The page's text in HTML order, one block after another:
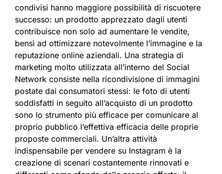
condivisi hanno maggiore possibilità di riscuotere
successo: un prodotto apprezzato dagli utenti
contribuisce non solo ad aumentare le vendite,
bensì ad ottimizzare notevolmente l’immagine e la
reputazione online aziendali. Una strategia di
marketing molto utilizzata all’interno del Social
Network consiste nella ricondivisione di immagini
postate dai consumatori stessi: le foto di utenti
soddisfatti in seguito all’acquisto di un prodotto
sono lo strumento più efficace per comunicare al
proprio pubblico l’effettiva efficacia delle proprie
proposte commerciali. Un’altra attività
indispensabile per vendere su Instagram è la
creazione di scenari costantemente rinnovati e